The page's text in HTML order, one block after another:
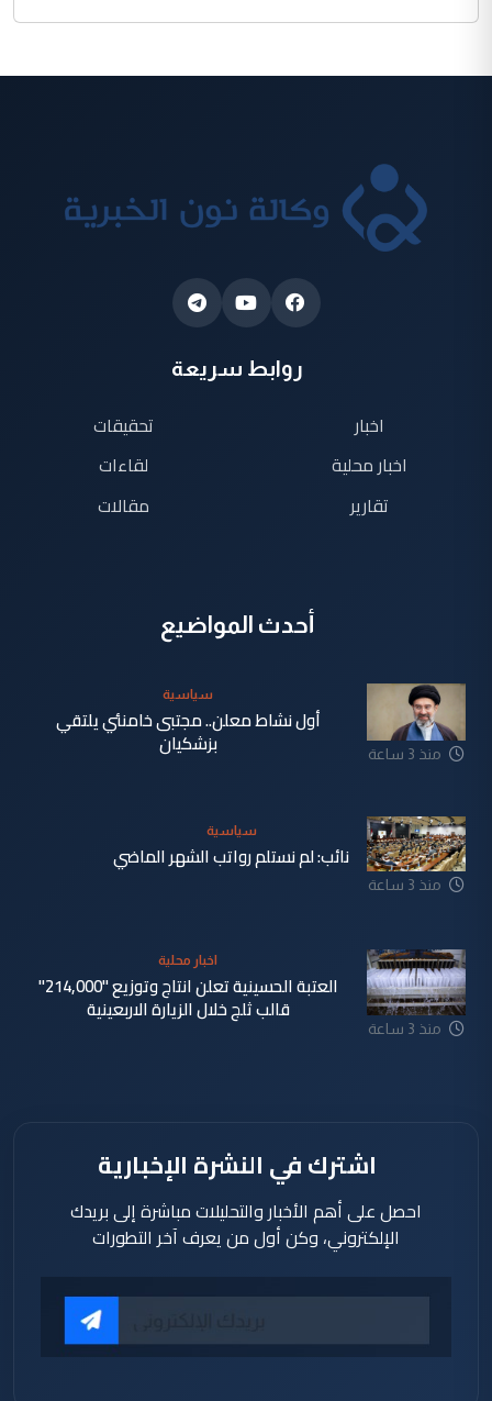
روابط سريعة
اخبار
اخبار محلية
تقارير
تحقيقات
لقاءات
مقالات
أحدث المواضيع
منذ 3 ساعة
سياسية
أول نشاط معلن.. مجتبى خامنئي يلتقي
بزشكيان
منذ 3 ساعة
سياسية
نائب: لم نستلم رواتب الشهر الماضي
منذ 3 ساعة
اخبار محلية
العتبة الحسينية تعلن انتاج وتوزيع "214,000"
قالب ثلج خلال الزيارة الاربعينية
اشترك في النشرة الإخبارية
احصل على أهم الأخبار والتحليلات مباشرة إلى بريدك
الإلكتروني، وكن أول من يعرف آخر التطورات